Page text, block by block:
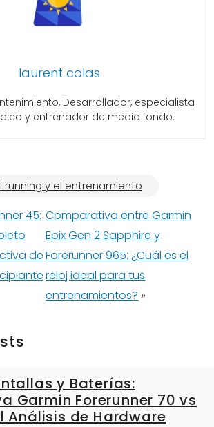
laurent colas
Desarrollador, especialista
y entrenador de medio fondo.
running y el entrenamiento
45:
de
Comparativa entre Garmin
Epix Gen 2 Sapphire y
Forerunner 965: ¿Cuál es el
reloj ideal para tus
entrenamientos? »
y Baterías:
Garmin Forerunner 70 vs
Análisis de Hardware